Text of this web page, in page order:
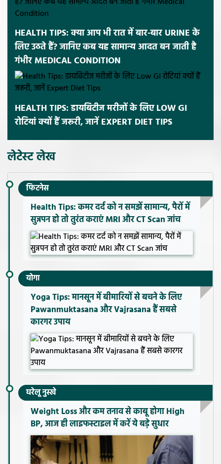
HEALTH TIPS: क्या आप भी रात में बार-बार URINE के
लिए उठते हैं? जानिए कब यह सामान्य आदत बन जाती है
गंभीर MEDICAL CONDITION
HEALTH TIPS: डायबिटीज मरीजों के लिए LOW GI
रोटियां क्यों हैं जरूरी, जानें EXPERT DIET TIPS
लेटेस्ट लेख
फिटनेस
Health Tips: कमर दर्द को न समझें सामान्य, पैरों में
सुन्नपन हो तो तुरंत कराएं MRI और CT Scan जांच
योगा
Yoga Tips: मानसून में बीमारियों से बचने के लिए
Pawanmuktasana और Vajrasana हैं सबसे
कारगर उपाय
घरेलू नुस्खे
Weight Loss और कम तनाव से काबू होगा High
BP, आज ही लाइफस्टाइल में करें ये बड़े सुधार